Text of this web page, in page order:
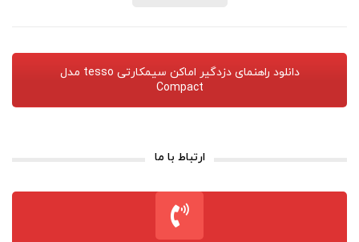
دانلود راهنمای دزدگیر اماکن سیمکارتی tesso مدل
Compact
ارتباط با ما